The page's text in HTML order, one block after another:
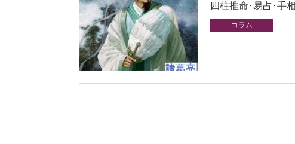
四柱推命･易占･手
コラム